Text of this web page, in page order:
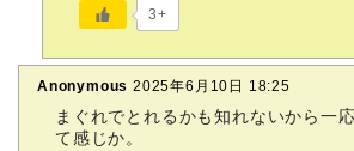
3+
Anonymous 2025年6月10日 18:25
まぐれでとれるかも知れないから一
て感じか。